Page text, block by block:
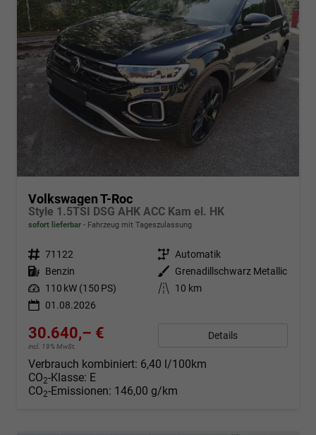
Volkswagen T-Roc
Style 1.5TSI DSG AHK ACC Kam el. HK
sofort lieferbar Fahrzeug mit Tageszulassung
Fahrzeugnr. 71122 Getriebe Automatik
Kraftstoff Benzin Außenfarbe
Grenadillschwarz Metallic
Leistung 110 kW (150 PS) Kilometerstand
10 km
01.08.2026
30.640,– €
incl. 19% MwSt.
Details
Verbrauch kombiniert: 6,40 l/100km
CO2-Klasse: E
CO2-Emissionen: 146,00 g/km